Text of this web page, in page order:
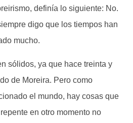
definía lo siguiente: No.
digo que los tiempos han
mucho.
sólidos, ya que hace treinta y
de Moreira. Pero como
el mundo, hay cosas que
en otro momento no